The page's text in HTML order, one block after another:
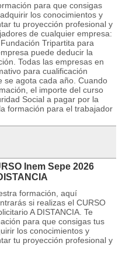
para que consigas
los conocimientos y
tu proyección profesional y
de cualquier empresa:
Tripartita para
puede deducir la
Todas las empresas en
para cualificación
se agota cada año. Cuando
el importe del curso
Social a pagar por la
formación para el trabajador
Inem Sepe 2026
formación, aquí
si realizas el CURSO
A DISTANCIA. Te
para que consigas tus
los conocimientos y
tu proyección profesional y